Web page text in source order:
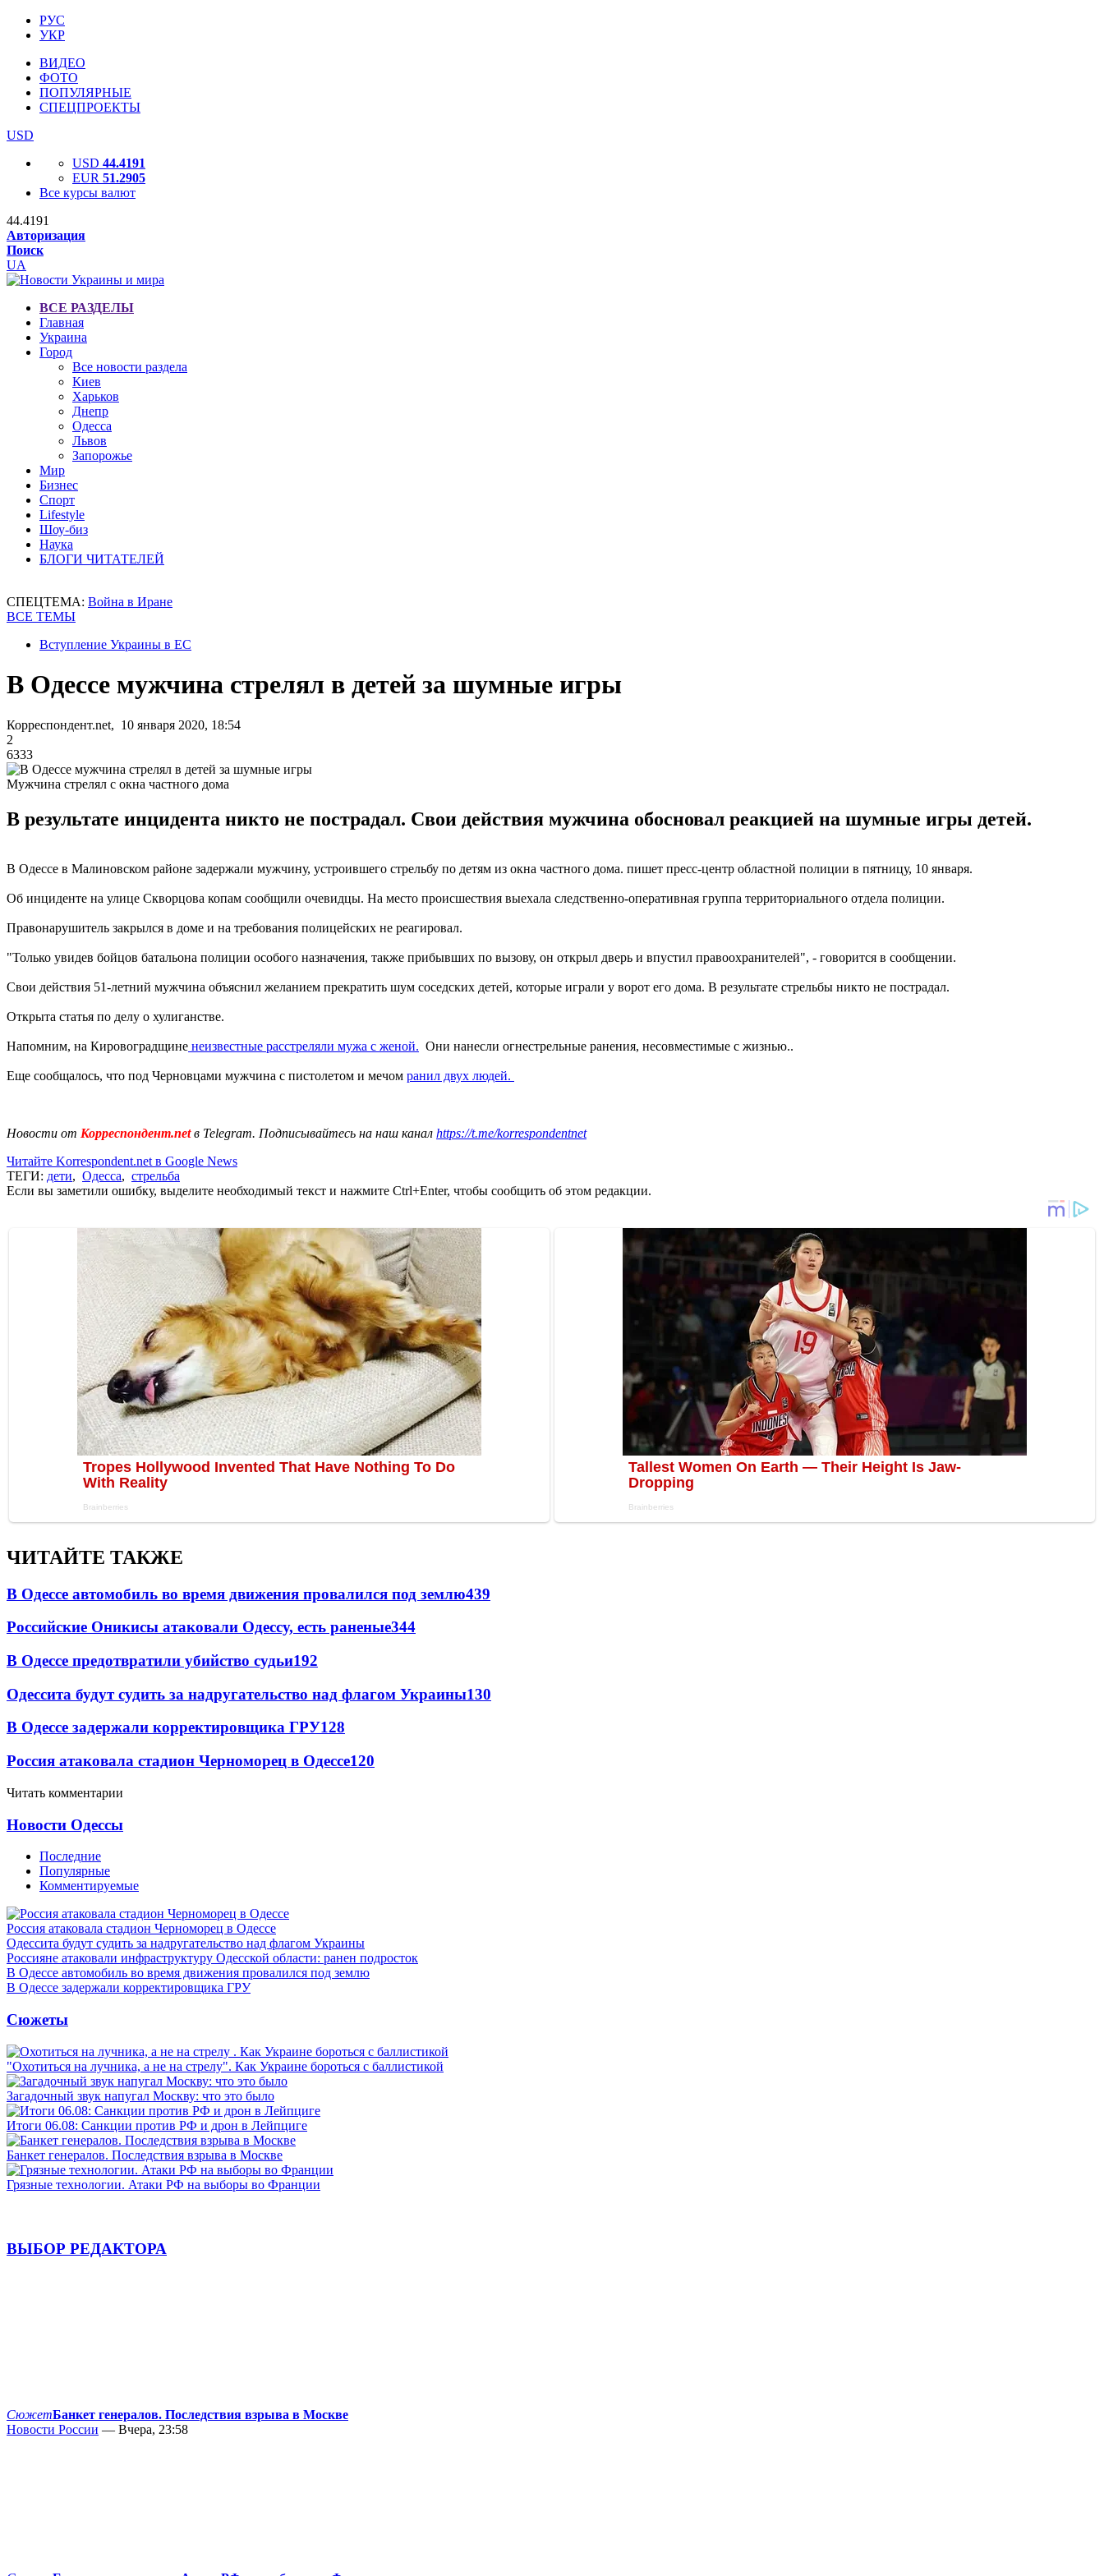
РУС
УКР
ВИДЕО
ФОТО
ПОПУЛЯРНЫЕ
СПЕЦПРОЕКТЫ
USD
USD 44.4191
EUR 51.2905
Все курсы валют
44.4191
Авторизация
Поиск
UA
ВСЕ РАЗДЕЛЫ
Главная
Украина
Город
Все новости раздела
Киев
Харьков
Днепр
Одесса
Львов
Запорожье
Мир
Бизнес
Спорт
Lifestyle
Шоу-биз
Наука
БЛОГИ ЧИТАТЕЛЕЙ
СПЕЦТЕМА: Война в Иране
ВСЕ ТЕМЫ
Вступление Украины в ЕС
В Одессе мужчина стрелял в детей за шумные игры
Корреспондент.net, 10 января 2020, 18:54
2
6333
Мужчина стрелял с окна частного дома
В результате инцидента никто не пострадал. Свои действия мужчина обосновал реакцией на шумные игры детей.
В Одессе в Малиновском районе задержали мужчину, устроившего стрельбу по детям из окна частного дома. пишет пресс-центр областной полиции в пятницу, 10 января.
Об инциденте на улице Скворцова копам сообщили очевидцы. На место происшествия выехала следственно-оперативная группа территориального отдела полиции.
Правонарушитель закрылся в доме и на требования полицейских не реагировал.
"Только увидев бойцов батальона полиции особого назначения, также прибывших по вызову, он открыл дверь и впустил правоохранителей", - говорится в сообщении.
Свои действия 51-летний мужчина объяснил желанием прекратить шум соседских детей, которые играли у ворот его дома. В результате стрельбы никто не пострадал.
Открыта статья по делу о хулиганстве.
Напомним, на Кировоградщине неизвестные расстреляли мужа с женой. Они нанесли огнестрельные ранения, несовместимые с жизнью..
Еще сообщалось, что под Черновцами мужчина с пистолетом и мечом ранил двух людей.
Новости от Корреспондент.netв Telegram. Подписывайтесь на наш канал https://t.me/korrespondentnet
Читайте Korrespondent.net в Google News
ТЕГИ: дети, Одесса, стрельба
Если вы заметили ошибку, выделите необходимый текст и нажмите Ctrl+Enter, чтобы сообщить об этом редакции.
ЧИТАЙТЕ ТАКЖЕ
В Одессе автомобиль во время движения провалился под землю439
Российские Оникисы атаковали Одессу, есть раненые344
В Одессе предотвратили убийство судьи192
Одессита будут судить за надругательство над флагом Украины130
В Одессе задержали корректировщика ГРУ128
Россия атаковала стадион Черноморец в Одессе120
Читать комментарии
Новости Одессы
Последние
Популярные
Комментируемые
Россия атаковала стадион Черноморец в Одессе
Одессита будут судить за надругательство над флагом Украины
Россияне атаковали инфраструктуру Одесской области: ранен подросток
В Одессе автомобиль во время движения провалился под землю
В Одессе задержали корректировщика ГРУ
Сюжеты
"Охотиться на лучника, а не на стрелу". Как Украине бороться с баллистикой
Загадочный звук напугал Москву: что это было
Итоги 06.08: Санкции против РФ и дрон в Лейпциге
Банкет генералов. Последствия взрыва в Москве
Грязные технологии. Атаки РФ на выборы во Франции
ВЫБОР РЕДАКТОРА
СюжетБанкет генералов. Последствия взрыва в Москве
Новости России — Вчера, 23:58